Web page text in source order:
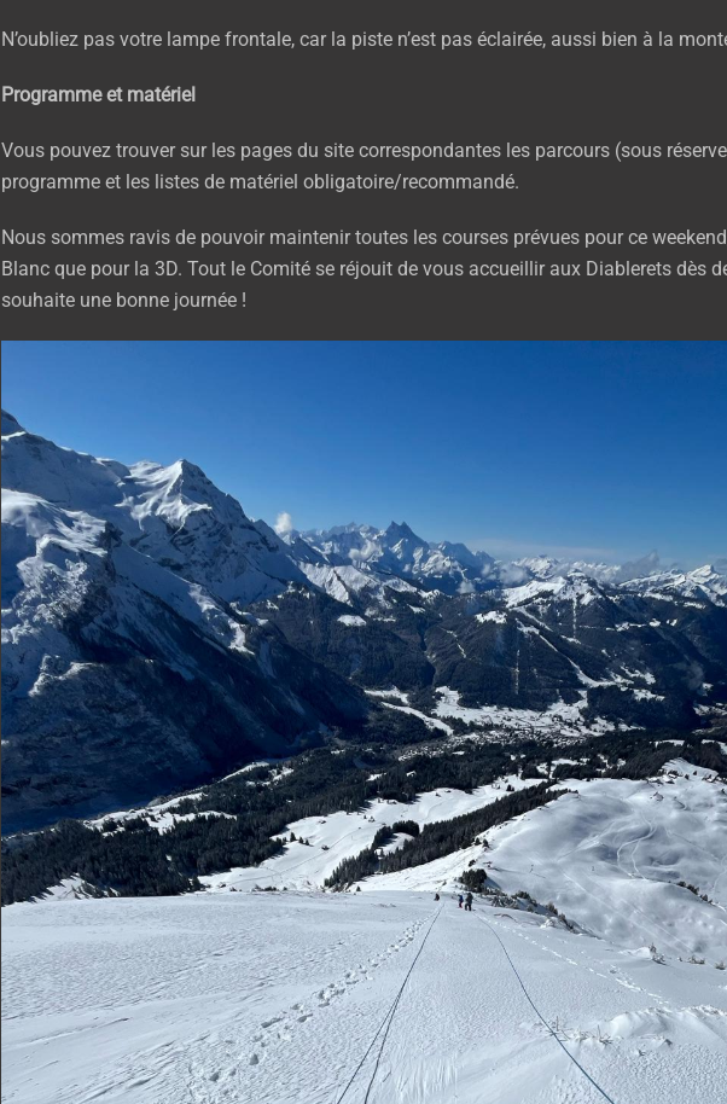
N’oubliez pas votre lampe frontale, car la piste n’est pas éclairée, aussi bien à la
Programme et matériel
Vous pouvez trouver sur les pages du site correspondantes les parcours (sous
programme et les listes de matériel obligatoire/recommandé.
Nous sommes ravis de pouvoir maintenir toutes les courses prévues pour ce
Blanc que pour la 3D. Tout le Comité se réjouit de vous accueillir aux Diablerets dès
souhaite une bonne journée !